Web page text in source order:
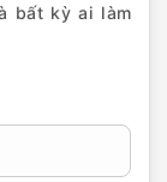
bất kỳ ai làm